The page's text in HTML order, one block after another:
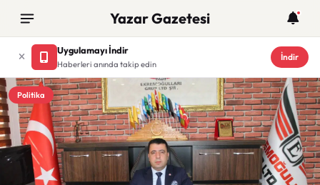
Yazar Gazetesi
Uygulamayı İndir
Haberleri anında takip edin
İndir
Politika